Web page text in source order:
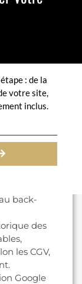
Filtres par
:
durée,
back-
des
les CGV,
Google
: de la
votre site,
inclus.